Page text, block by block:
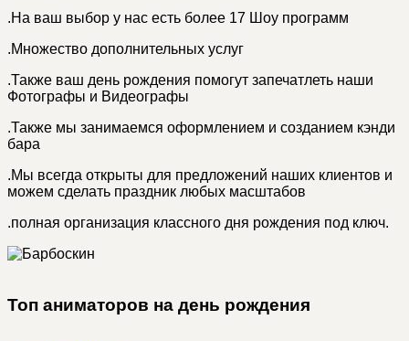
.На ваш выбор у нас есть более 17 Шоу программ
.Множество дополнительных услуг
.Также ваш день рождения помогут запечатлеть наши
Фотографы и Видеографы
.Также мы занимаемся оформлением и созданием кэнди
бара
.Мы всегда открыты для предложений наших клиентов и
можем сделать праздник любых масштабов
.полная организация классного дня рождения под ключ.
Топ аниматоров на день рождения